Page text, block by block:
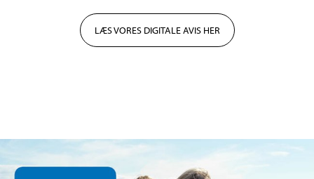
LÆS VORES DIGITALE AVIS HER